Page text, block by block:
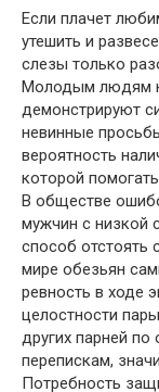
Если плачет
утешить и
слезы только
Молодым людям
демонстрируют
невинные
вероятность
которой
В обществе
мужчин с низкой
способ отстоять
мире обезьян
ревность в ходе
целостности
других парней
перепискам,
Потребность